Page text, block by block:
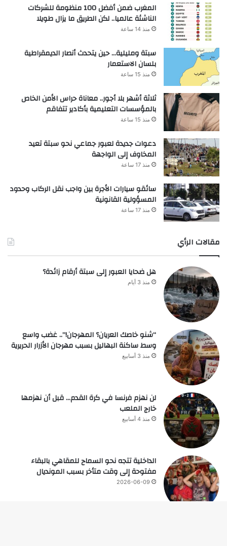
المغرب ضمن أفضل 100 منظومة للشركات
الناشئة عالميا.. لكن الطريق ما يزال طويلا
منذ 14 ساعة
سبتة ومليلية… حين يتحدث أنصار الديمقراطية
بلسان الاستعمار
منذ 15 ساعة
ثلاثة أشهر بلا أجور.. معاناة حراس الأمن الخاص
بالمؤسسات التعليمية بأكادير تتفاقم
منذ 15 ساعة
دعوات جديدة لعبور جماعي نحو سبتة تعيد
المخاوف إلى الواجهة
منذ 17 ساعة
سائقو سيارات الأجرة بين واجب نقل الركاب وحدود
المسؤولية القانونية
منذ 17 ساعة
مقالات الرأي
هل ضحايا العبور إلى سبتة أرقام زائدة؟
منذ 3 أيام
“شنو خاصك العريان؟ المهرجان!”.. غضب واسع
وسط ساكنة البهاليل بسبب مهرجان الأزرار الحريرية
منذ 3 أسابيع
لن نهزم فرنسا في كرة القدم… قبل أن نهزمها
خارج الملعب
منذ 4 أسابيع
الداخلية تتجه نحو السماح للمقاهي بالبقاء
مفتوحة إلى وقت متأخر بسبب المونديال
2026-06-09